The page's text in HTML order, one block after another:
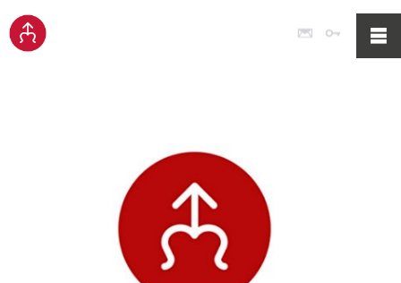
Poczta